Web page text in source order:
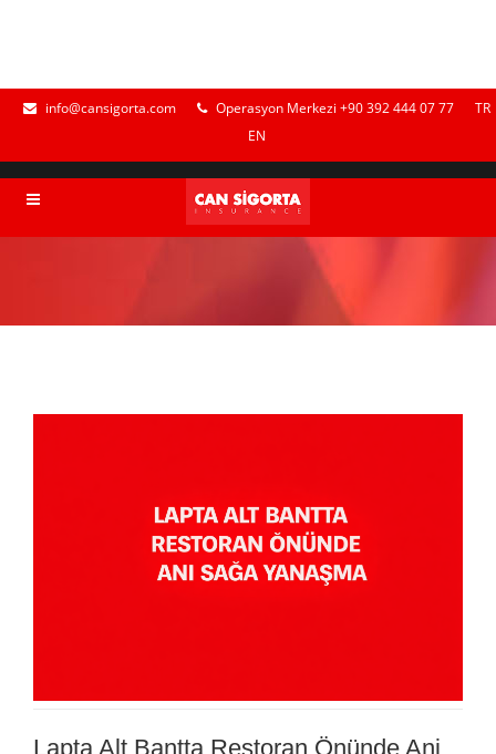
info@cansigorta.com Operasyon Merkezi +90 392 444 07 77
TR
EN
Lapta Alt Bantta Restoran Önünde Ani